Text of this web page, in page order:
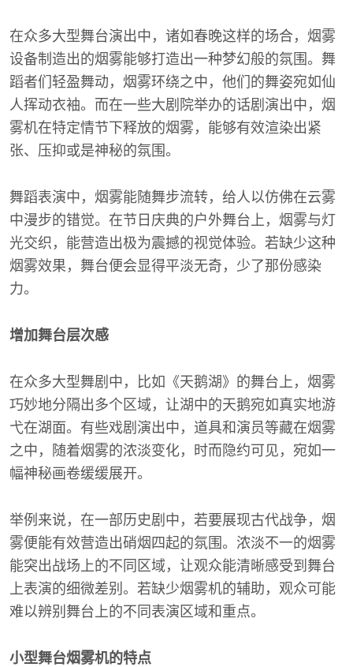
在众多大型舞台演出中，诸如春晚这样的场合，烟雾
设备制造出的烟雾能够打造出一种梦幻般的氛围。舞
蹈者们轻盈舞动，烟雾环绕之中，他们的舞姿宛如仙
人挥动衣袖。而在一些大剧院举办的话剧演出中，烟
雾机在特定情节下释放的烟雾，能够有效渲染出紧
张、压抑或是神秘的氛围。
舞蹈表演中，烟雾能随舞步流转，给人以仿佛在云雾
中漫步的错觉。在节日庆典的户外舞台上，烟雾与灯
光交织，能营造出极为震撼的视觉体验。若缺少这种
烟雾效果，舞台便会显得平淡无奇，少了那份感染
力。
增加舞台层次感
在众多大型舞剧中，比如《天鹅湖》的舞台上，烟雾
巧妙地分隔出多个区域，让湖中的天鹅宛如真实地游
弋在湖面。有些戏剧演出中，道具和演员等藏在烟雾
之中，随着烟雾的浓淡变化，时而隐约可见，宛如一
幅神秘画卷缓缓展开。
举例来说，在一部历史剧中，若要展现古代战争，烟
雾便能有效营造出硝烟四起的氛围。浓淡不一的烟雾
能突出战场上的不同区域，让观众能清晰感受到舞台
上表演的细微差别。若缺少烟雾机的辅助，观众可能
难以辨别舞台上的不同表演区域和重点。
小型舞台烟雾机的特点